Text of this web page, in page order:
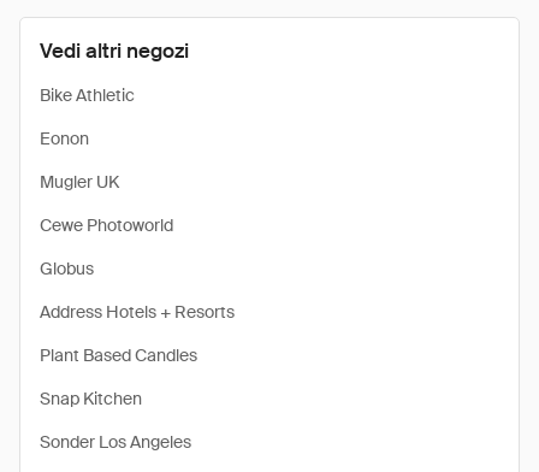
Vedi altri negozi
Bike Athletic
Eonon
Mugler UK
Cewe Photoworld
Globus
Address Hotels + Resorts
Plant Based Candles
Snap Kitchen
Sonder Los Angeles